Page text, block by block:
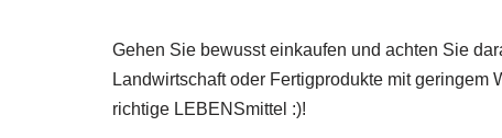
Gehen Sie bewusst einkaufen und achten Sie
Landwirtschaft oder Fertigprodukte mit
richtige LEBENSmittel :)!